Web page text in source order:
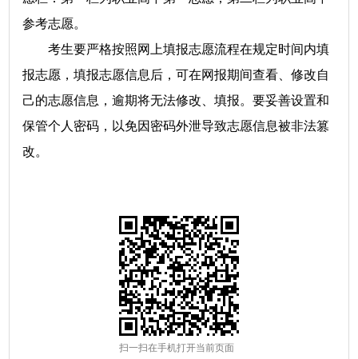
参考志愿。
考生要严格按照网上填报志愿流程在规定时间内填
报志愿，填报志愿信息后，可在网报期间查看、修改自
己的志愿信息，逾期将无法修改、填报。要妥善设置和
保管个人密码，以免因密码外泄导致志愿信息被非法篡
改。
扫一扫在手机打开当前页面